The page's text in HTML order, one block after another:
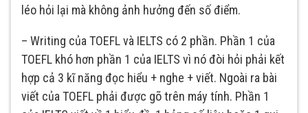
léo hỏi lại mà không ảnh hưởng đến số điểm.
– Writing của TOEFL và IELTS có 2 phần. Phần 1 của
TOEFL khó hơn phần 1 của IELTS vì nó đòi hỏi phải kết
hợp cả 3 kĩ năng đọc hiểu + nghe + viết. Ngoài ra bài
viết của TOEFL phải được gõ trên máy tính. Phần 1